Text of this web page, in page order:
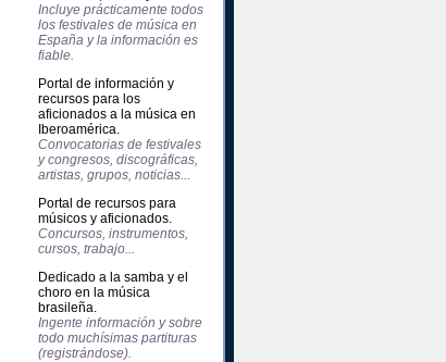
Incluye prácticamente todos
los festivales de música en
España y la información es
fiable.
Portal de información y
recursos para los
aficionados a la música en
Iberoamérica.
Convocatorias de festivales
y congresos, discográficas,
artistas, grupos, noticias...
Portal de recursos para
músicos y aficionados.
Concursos, instrumentos,
cursos, trabajo...
Dedicado a la samba y el
choro en la música
brasileña.
Ingente información y sobre
todo muchísimas partituras
(registrándose).